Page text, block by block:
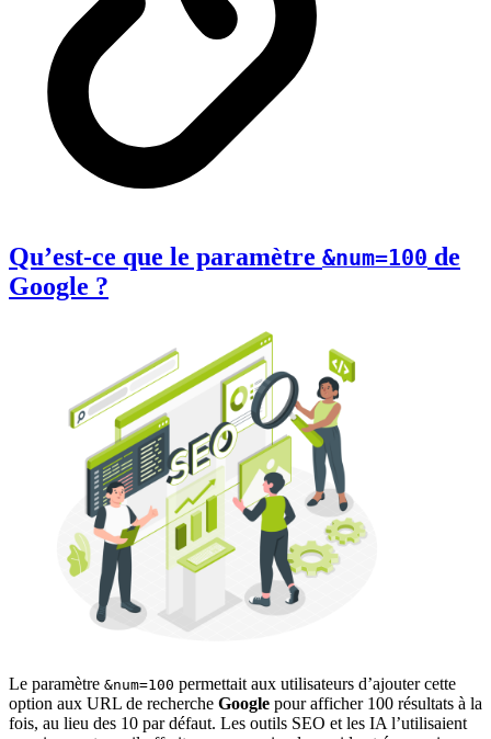
Qu’est-ce que le paramètre &num=100 de
Google ?
Le paramètre &num=100 permettait aux utilisateurs d’ajouter cette
option aux URL de recherche Google pour afficher 100 résultats à la
fois, au lieu des 10 par défaut. Les outils SEO et les IA l’utilisaient